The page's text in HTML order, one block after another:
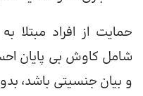
حمایت از افراد
شامل کاوش بی‌ پایان
و بیان جنسیتی باشد،